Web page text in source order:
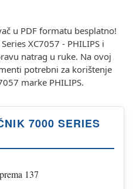
u PDF formatu besplatno!
XC7057 - PHILIPS i
natrag u ruke. Na ovoj
potrebni za korištenje
marke PHILIPS.
7000 SERIES
137